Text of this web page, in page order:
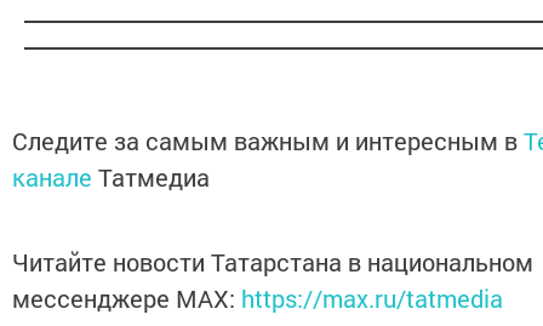
Следите за самым важным и интересным в
канале Татмедиа
Читайте новости Татарстана в национальном
мессенджере MАХ: https://max.ru/tatmedia